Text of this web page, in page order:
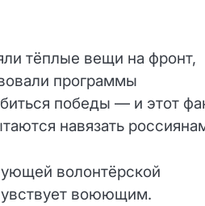
тёплые вещи на фронт,
программы
победы — и этот
навязать
волонтёрской
воюющим.